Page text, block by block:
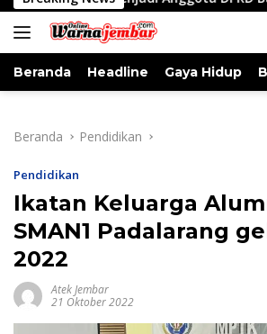
ke
konten
Beranda Headline Gaya Hidup
Beranda Pendidikan
Pendidikan
Ikatan Keluarga
SMAN1 Padalarang
2022
Atek Jembar
21 Oktober 2022